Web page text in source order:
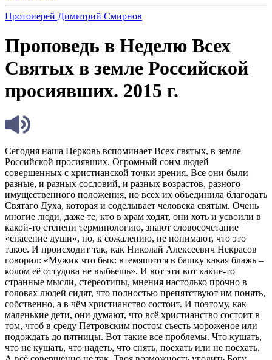
Протоиерей Димитрий Смирнов
Проповедь в Неделю Всех
Святых в земле Российской
просиявших. 2015 г.
Сегодня наша Церковь вспоминает Всех святых, в земле
Российской просиявших. Огромный сонм людей
совершенных с христианской точки зрения. Все они были
разные, и разных сословий, и разных возрастов, разного
имущественного положения, но всех их объединила благодать
Святаго Духа, которая и соделывает человека святым. Очень
многие люди, даже те, кто в храм ходят, они хоть и усвоили в
какой-то степени терминологию, знают словосочетание
«спасение души», но, к сожалению, не понимают, что это
такое. И происходит так, как Николай Алексеевич Некрасов
говорил: «Мужик что бык: втемяшится в башку какая блажь –
колом её оттудова не выбьешь». И вот эти вот какие-то
странные мысли, стереотипы, мнения настолько прочно в
головах людей сидят, что полностью препятствуют им понять,
собственно, а в чём христианство состоит. И поэтому, как
маленькие дети, они думают, что всё христианство состоит в
том, чтоб в среду Петровским постом съесть мороженое или
подождать до пятницы. Вот такие все проблемы. Что кушать,
что не кушать, что надеть, что снять, поехать или не поехать.